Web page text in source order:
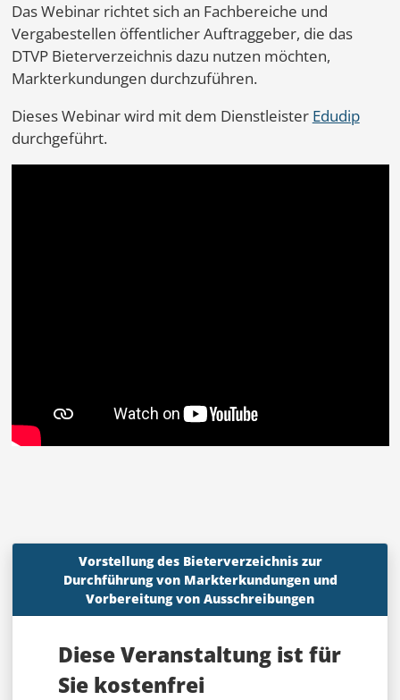
Das Webinar richtet sich an Fachbereiche und
Vergabestellen öffentlicher Auftraggeber, die das
DTVP Bieterverzeichnis dazu nutzen möchten,
Markterkundungen durchzuführen.
Dieses Webinar wird mit dem Dienstleister Edudip
durchgeführt.
Vorstellung des Bieterverzeichnis zur
Durchführung von Markterkundungen und
Vorbereitung von Ausschreibungen
Diese Veranstaltung ist für
Sie kostenfrei